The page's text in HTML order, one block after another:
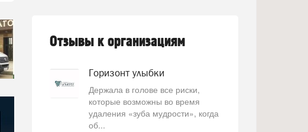
Отзывы к организациям
Горизонт улыбки
Держала в голове все риски,
которые возможны во время
удаления «зуба мудрости», когда
об...